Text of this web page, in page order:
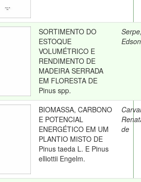
SORTIMENTO DO
ESTOQUE
VOLUMÉTRICO E
RENDIMENTO DE
MADEIRA SERRADA
EM FLORESTA DE
Pinus spp.
BIOMASSA, CARBONO
E POTENCIAL
ENERGÉTICO EM UM
PLANTIO MISTO DE
Pinus taeda L. E Pinus
elliottii Engelm.
de